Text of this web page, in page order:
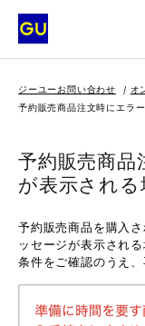
ジーユーお問い合わせ オ
予約販売商品注文時にエラ
予約販売商品
が表示され
予約販売商品を購入
ッセージが表示される
条件をご確認のうえ